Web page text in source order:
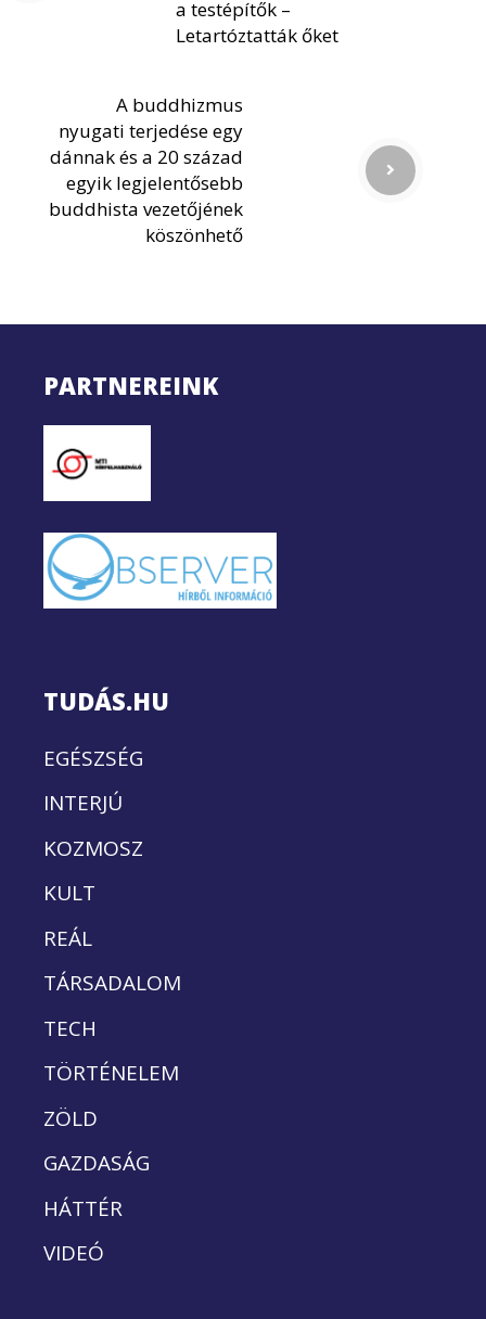
a testépítők –
Letartóztatták őket
A buddhizmus
nyugati terjedése egy
dánnak és a 20 század
egyik legjelentősebb
buddhista vezetőjének
köszönhető
PARTNEREINK
TUDÁS.HU
EGÉSZSÉG
INTERJÚ
KOZMOSZ
KULT
REÁL
TÁRSADALOM
TECH
TÖRTÉNELEM
ZÖLD
GAZDASÁG
HÁTTÉR
VIDEÓ